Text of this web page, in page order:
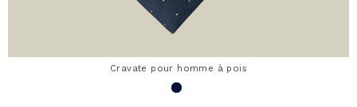
Cravate pour homme à pois